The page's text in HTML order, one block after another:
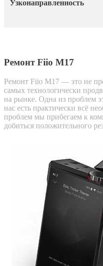
Узконаправленность
Ремонт Fiio M17
Ремонт Fiio M17 — это не
самых технологически
на рынке. Одна из проблем
нас есть практически всё
проблем мы прибегаем к
добиться положительного